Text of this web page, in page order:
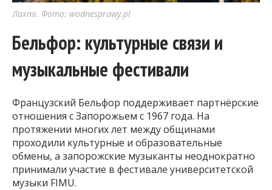
Лахті. Фото: wodnesprawy.pl
Бельфор: культурные связи и
музыкальные фестивали
Французский Бельфор поддерживает партнёрские
отношения с Запорожьем с 1967 года. На
протяжении многих лет между общинами
проходили культурные и образовательные
обмены, а запорожские музыканты неоднократно
принимали участие в фестивале университетской
музыки FIMU.